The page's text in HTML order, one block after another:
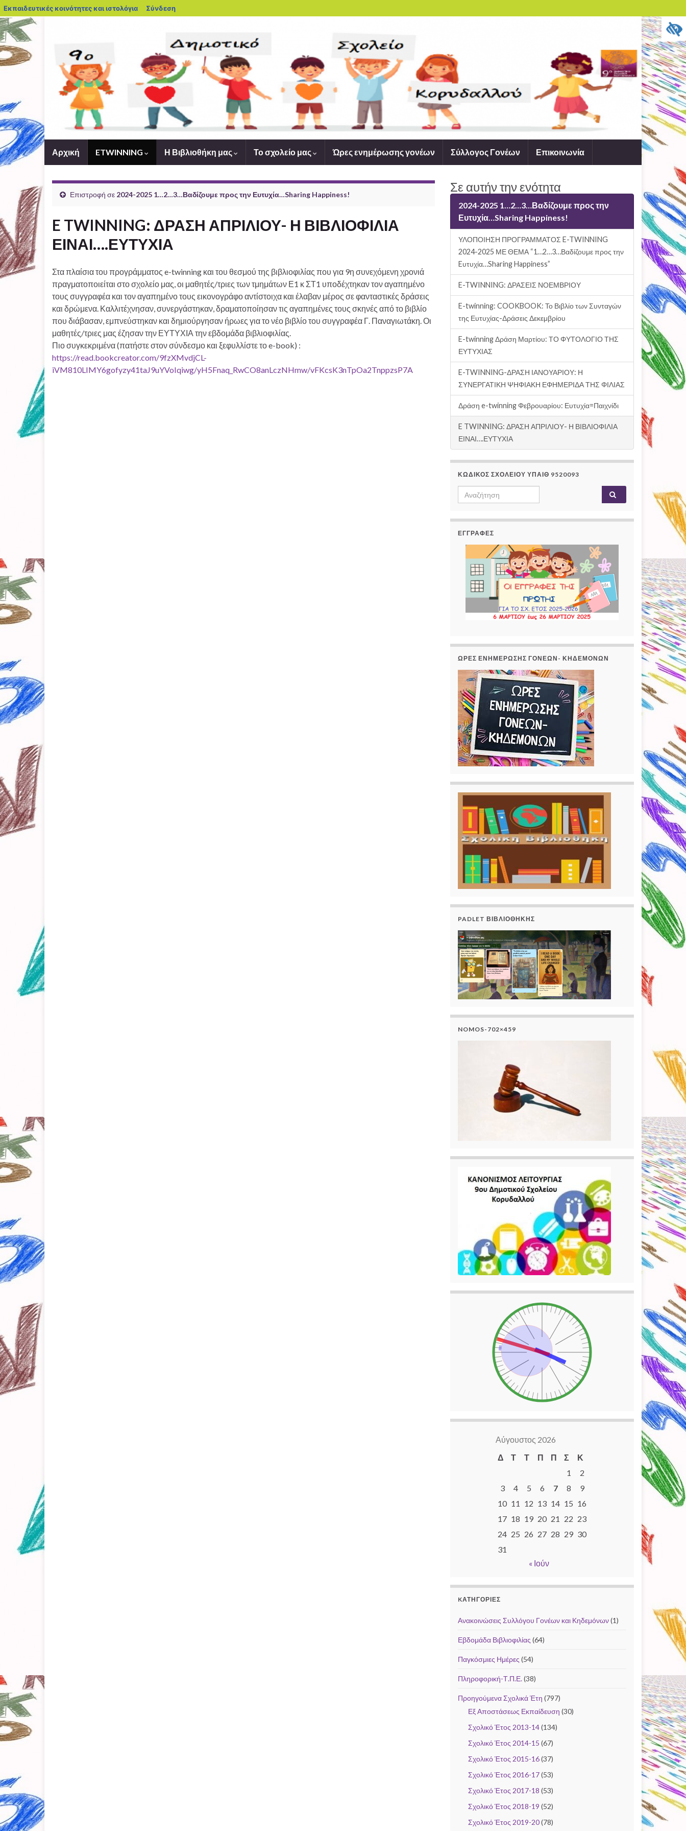
Εκπαιδευτικές κοινότητες και ιστολόγια blogs.sch.gr
Σύνδεση
Αρχική ETWINNING Η Βιβλιοθήκη μας Το σχολείο μας Ώρες ενημέρωσης γονέων Σύλλογος Γονέων Επικοινωνία
Επιστροφή σε 2024-2025 1…2…3…Βαδίζουμε προς την Ευτυχία…Sharing Happiness!
E TWINNING: ΔΡΑΣΗ ΑΠΡΙΛΙΟΥ- Η ΒΙΒΛΙΟΦΙΛΙΑ
ΕΙΝΑΙ….ΕΥΤΥΧΙΑ
Στα πλαίσια του προγράμματος e-twinning και του θεσμού της βιβλιοφιλίας που για 9η συνεχόμενη χρονιά
πραγματοποιείται στο σχολείο μας, οι μαθητές/τριες των τμημάτων Ε1 κ ΣΤ1 υποδέχτηκαν τον αγαπημένο
τους συγγραφέα και τον αγαπημένο τους εικονογράφο αντίστοιχα και έλαβαν μέρος σε φανταστικές δράσεις
και δρώμενα. Καλλιτέχνησαν, συνεργάστηκαν, δραματοποίησαν τις αγαπημένες τους σκηνές από το βιβλίο
που διάβασαν, εμπνεύστηκαν και δημιούργησαν ήρωες για το νέο βιβλίο του συγγραφέα Γ. Παναγιωτάκη. Οι
μαθητές/τριες μας έζησαν την ΕΥΤΥΧΙΑ την εβδομάδα βιβλιοφιλίας.
Πιο συγκεκριμένα (πατήστε στον σύνδεσμο και ξεφυλλίστε το e-book) :
https://read.bookcreator.com/9fzXMvdjCL-
iVM810LIMY6gofyzy41taJ9uYVoIqiwg/yH5Fnaq_RwCO8anLczNHmw/vFKcsK3nTpOa2TnppzsP7A
Σε αυτήν την ενότητα
2024-2025 1…2…3…Βαδίζουμε προς την
Ευτυχία…Sharing Happiness!
ΥΛΟΠΟΙΗΣΗ ΠΡΟΓΡΑΜΜΑΤΟΣ E-TWINNING
2024-2025 ΜΕ ΘΕΜΑ “1…2…3…Βαδίζουμε προς την
Eυτυχία…Sharing Happiness”
E-TWINNING: ΔΡΑΣΕΙΣ ΝΟΕΜΒΡΙΟΥ
E-twinning: COOKBOOK: Το Βιβλίο των Συνταγών
της Ευτυχίας-Δράσεις Δεκεμβρίου
E-twinning Δράση Μαρτίου: ΤΟ ΦΥΤΟΛΟΓΙΟ ΤΗΣ
ΕΥΤΥΧΙΑΣ
E-TWINNING-ΔΡΑΣΗ ΙΑΝΟΥΑΡΙΟΥ: Η
ΣΥΝΕΡΓΑΤΙΚΗ ΨΗΦΙΑΚΗ ΕΦΗΜΕΡΙΔΑ ΤΗΣ ΦΙΛΙΑΣ
Δράση e-twinning Φεβρουαρίου: Ευτυχία=Παιχνίδι
E TWINNING: ΔΡΑΣΗ ΑΠΡΙΛΙΟΥ- Η ΒΙΒΛΙΟΦΙΛΙΑ
ΕΙΝΑΙ….ΕΥΤΥΧΙΑ
ΚΩΔΙΚΟΣ ΣΧΟΛΕΙΟΥ ΥΠΑΙΘ 9520093
Search
for:
Αναζήτηση
ΕΓΓΡΑΦΕΣ
ΏΡΕΣ ΕΝΗΜΈΡΩΣΗΣ ΓΟΝΈΩΝ- ΚΗΔΕΜΌΝΩΝ
PADLET ΒΙΒΛΙΟΘΗΚΗΣ
NOMOS-702×459
Αύγουστος 2026
Δ
Τ Τ Π Π Σ
Κ
1
2
3
4 5 6 7 8
9
10 11 12 13 14 15 16
17 18 19 20 21 22 23
24 25 26 27 28 29 30
31
« Ιούν
KΑΤΗΓΟΡΊΕΣ
Ανακοινώσεις Συλλόγου Γονέων και Κηδεμόνων(1)
Εβδομάδα Βιβλιοφιλίας (64)
Παγκόσμιες Ημέρες (54)
Πληροφορική-Τ.Π.Ε.(38)
Προηγούμενα Σχολικά Έτη (797)
Εξ Αποστάσεως Εκπαίδευση (30)
Σχολικό Έτος 2013-14(134)
Σχολικό Έτος 2014-15 (67)
Σχολικό Έτος 2015-16(37)
Σχολικό Έτος 2016-17(53)
Σχολικό Έτος 2017-18 (53)
Σχολικό Έτος 2018-19 (52)
Σχολικό Έτος 2019-20(78)